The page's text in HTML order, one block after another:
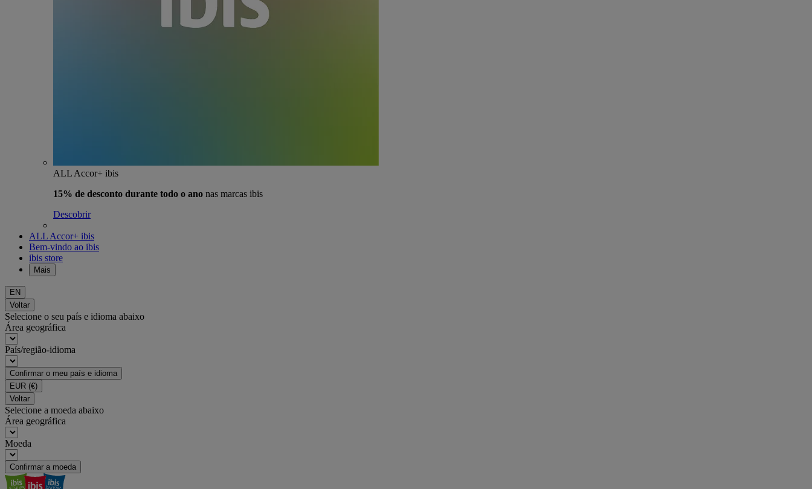
ALL Accor+ ibis
15% de desconto durante todo o ano nas marcas ibis
Descobrir
ALL Accor+ ibis
Bem-vindo ao ibis
ibis store
Mais
EN
Voltar
Selecione o seu país e idioma abaixo
Área geográfica
País/região-idioma
Confirmar o meu país e idioma
EUR (€)
Voltar
Selecione a moeda abaixo
Área geográfica
Moeda
Confirmar a moeda